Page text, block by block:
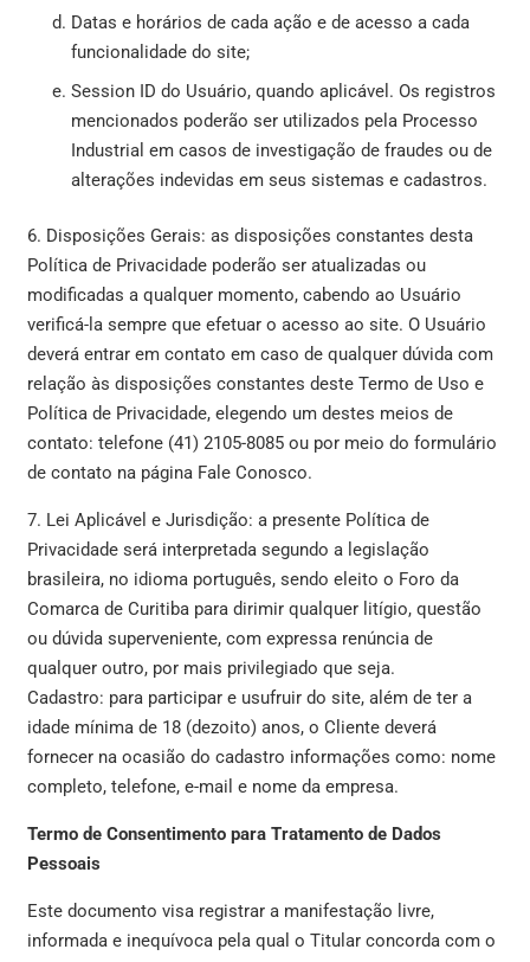
Datas e horários de cada ação e de acesso a cada
funcionalidade do site;
Session ID do Usuário, quando aplicável. Os registros
mencionados poderão ser utilizados pela Processo
Industrial em casos de investigação de fraudes ou de
alterações indevidas em seus sistemas e cadastros.
6. Disposições Gerais: as disposições constantes desta
Política de Privacidade poderão ser atualizadas ou
modificadas a qualquer momento, cabendo ao Usuário
verificá-la sempre que efetuar o acesso ao site. O Usuário
deverá entrar em contato em caso de qualquer dúvida com
relação às disposições constantes deste Termo de Uso e
Política de Privacidade, elegendo um destes meios de
contato: telefone (41) 2105-8085 ou por meio do formulário
de contato na página Fale Conosco.
7. Lei Aplicável e Jurisdição: a presente Política de
Privacidade será interpretada segundo a legislação
brasileira, no idioma português, sendo eleito o Foro da
Comarca de Curitiba para dirimir qualquer litígio, questão
ou dúvida superveniente, com expressa renúncia de
qualquer outro, por mais privilegiado que seja.
Cadastro: para participar e usufruir do site, além de ter a
idade mínima de 18 (dezoito) anos, o Cliente deverá
fornecer na ocasião do cadastro informações como: nome
completo, telefone, e-mail e nome da empresa.
Termo de Consentimento para Tratamento de Dados
Pessoais
Este documento visa registrar a manifestação livre,
informada e inequívoca pela qual o Titular concorda com o